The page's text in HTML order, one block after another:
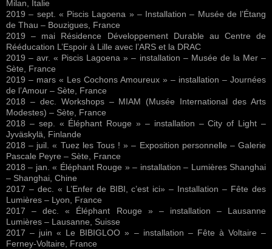
Milan, Italie
2019 – sept. « Piscis Lagoena » – Installation – Musée de l’Étang
de Thau – Bouzigues, France
2019 – mai Résidence Développement Durable au Centre de
Rééducation L’Espoir à Lille avec l’ARS et la DRAC
2019 – avr. « Piscis Lagoena » – installation – Musée de la Mer –
Sète, France
2019 – mars « Les Cochons Amoureux » – installation – Journées
de l’Amour – Sète, France
2018 – dec. Workshops – MIAM (Musée International des Arts
Modestes) – Sète, France
2018 – sep. « Éléphant Rouge » – installation – City of Light –
Jyväskylä, Finlande
2018 – juil. « Tuez les Tous ! » – Exposition personnelle – Galerie
Pascale Peyre – Sète, France
2018 – jan. « Éléphant Rouge » – installation – Lumières Shanghai
– Shanghai, Chine
2017 – dec. « L’Enfer de BIBI, c’est ici» – Installation – Fête des
Lumières – Lyon, France
2017 – dec. « Éléphant Rouge » – installation – Lausanne
Lumières – Lausanne, Suisse
2017 – juin « Le BIBIGLOO » – installation – Fête à Voltaire –
Ferney-Voltaire, France